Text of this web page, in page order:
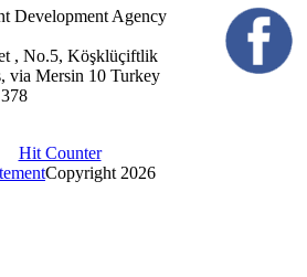
Development Agency
, No.5, Köşklüçiftlik
via Mersin 10 Turkey
Hit Counter
Copyright 2026